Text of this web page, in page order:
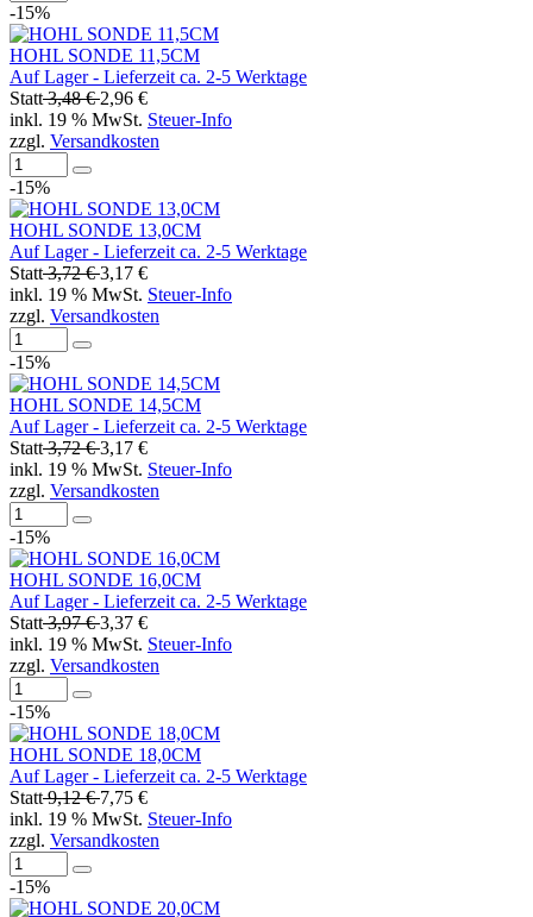
-15%
HOHL SONDE 11,5CM
Auf Lager - Lieferzeit ca. 2-5 Werktage
Statt3,48 €2,96 €
inkl. 19 % MwSt. Steuer-Info
zzgl. Versandkosten
-15%
HOHL SONDE 13,0CM
Auf Lager - Lieferzeit ca. 2-5 Werktage
Statt3,72 €3,17 €
inkl. 19 % MwSt. Steuer-Info
zzgl. Versandkosten
-15%
HOHL SONDE 14,5CM
Auf Lager - Lieferzeit ca. 2-5 Werktage
Statt3,72 €3,17 €
inkl. 19 % MwSt. Steuer-Info
zzgl. Versandkosten
-15%
HOHL SONDE 16,0CM
Auf Lager - Lieferzeit ca. 2-5 Werktage
Statt3,97 €3,37 €
inkl. 19 % MwSt. Steuer-Info
zzgl. Versandkosten
-15%
HOHL SONDE 18,0CM
Auf Lager - Lieferzeit ca. 2-5 Werktage
Statt9,12 €7,75 €
inkl. 19 % MwSt. Steuer-Info
zzgl. Versandkosten
-15%